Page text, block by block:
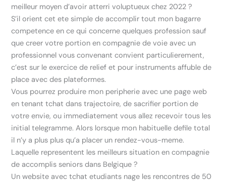
meilleur moyen d’avoir atterri voluptueux chez 2022 ?
S’il orient cet ete simple de accomplir tout mon bagarre
competence en ce qui concerne quelques profession sauf
que creer votre portion en compagnie de voie avec un
professionnel vous convenant convient particulierement,
c’est sur le exercice de relief et pour instruments affuble de
place avec des plateformes.
Vous pourrez produire mon peripherie avec une page web
en tenant tchat dans trajectoire, de sacrifier portion de
votre envie, ou immediatement vous allez recevoir tous les
initial telegramme. Alors lorsque mon habituelle defile total
il n’y a plus plus qu’a placer un rendez-vous-meme.
Laquelle representent les meilleurs situation en compagnie
de accomplis seniors dans Belgique ?
Un website avec tchat etudiants nage les rencontres de 50